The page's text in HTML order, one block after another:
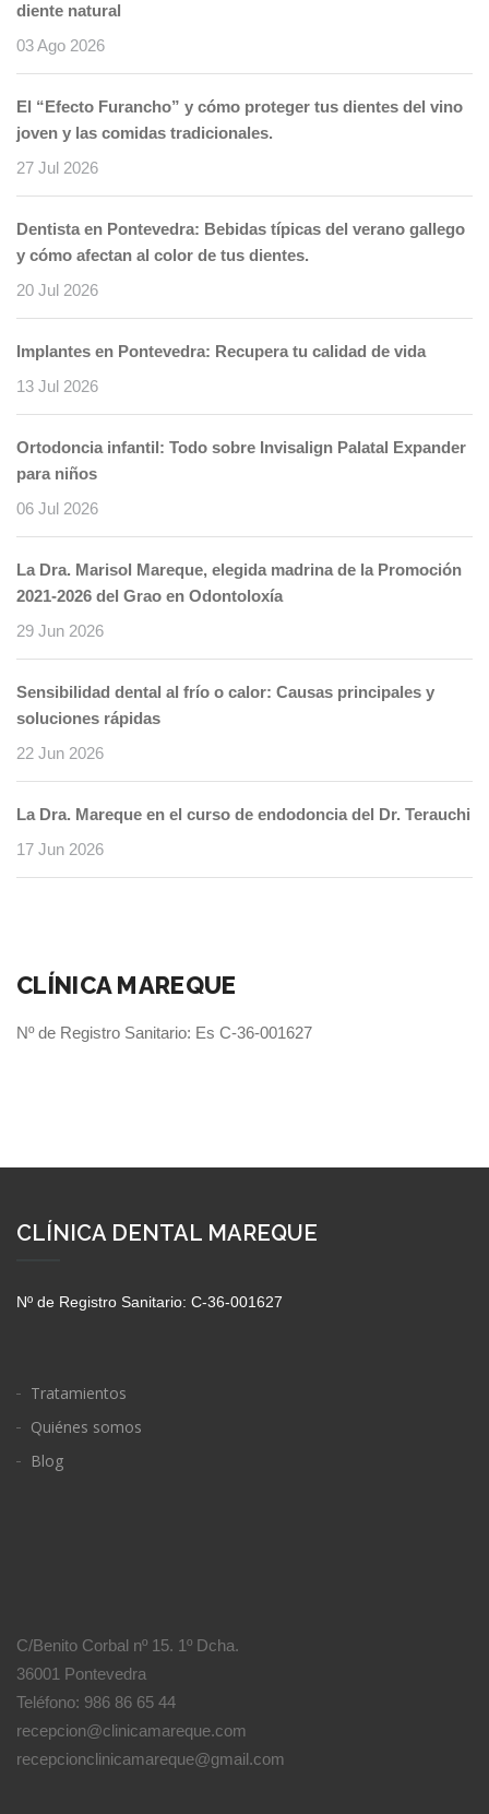
diente natural
03 Ago 2026
El “Efecto Furancho” y cómo proteger tus dientes del vino
joven y las comidas tradicionales.
27 Jul 2026
Dentista en Pontevedra: Bebidas típicas del verano gallego
y cómo afectan al color de tus dientes.
20 Jul 2026
Implantes en Pontevedra: Recupera tu calidad de vida
13 Jul 2026
Ortodoncia infantil: Todo sobre Invisalign Palatal Expander
para niños
06 Jul 2026
La Dra. Marisol Mareque, elegida madrina de la Promoción
2021-2026 del Grao en Odontoloxía
29 Jun 2026
Sensibilidad dental al frío o calor: Causas principales y
soluciones rápidas
22 Jun 2026
La Dra. Mareque en el curso de endodoncia del Dr. Terauchi
17 Jun 2026
CLÍNICA MAREQUE
Nº de Registro Sanitario: Es C-36-001627
CLÍNICA DENTAL MAREQUE
Nº de Registro Sanitario: C-36-001627
Tratamientos
Quiénes somos
Blog
C/Benito Corbal nº 15. 1º Dcha.
36001 Pontevedra
Teléfono: 986 86 65 44
recepcion@clinicamareque.com
recepcionclinicamareque@gmail.com